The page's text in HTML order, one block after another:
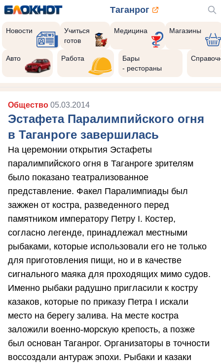
Таганрог
Новости
Учиться
готов
Медицина Магазины
Авто Работа
Бары
- рестораны
Общество 05.03.2014
Эстафета Паралимпийского огня
в Таганроге завершилась
На церемонии открытия Эстафеты
паралимпийского огня в Таганроге зрителям
было показано театрализованное
представление. Факел Паралимпиады был
зажжен от костра, разведенного перед
памятником императору Петру I. Костер,
согласно легенде, принадлежал местными
рыбаками, которые использовали его не только
для приготовления пищи, но и в качестве
сигнального маяка для проходящих мимо судов.
Именно рыбаки радушно пригласили к костру
казаков, которые по приказу Петра I искали
место на берегу залива. На месте костра
заложили военно-морскую крепость, а позже
был основан Таганрог. Организаторы в точности
воссоздали антураж эпохи. Рыбаки и казаки
Реклама закроется через: